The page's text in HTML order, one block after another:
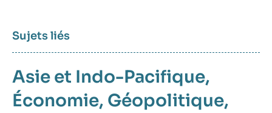
Sujets liés
Asie et Indo-Pacifique
Économie Géopolitique